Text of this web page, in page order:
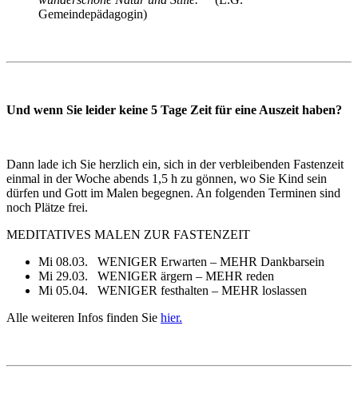
Gemeindepädagogin)
Und wenn Sie leider keine 5 Tage Zeit für eine Auszeit haben?
Dann lade ich Sie herzlich ein, sich in der verbleibenden Fastenzeit
einmal in der Woche abends 1,5 h zu gönnen, wo Sie Kind sein
dürfen und Gott im Malen begegnen. An folgenden Terminen sind
noch Plätze frei.
MEDITATIVES MALEN ZUR FASTENZEIT
Mi 08.03. WENIGER Erwarten – MEHR Dankbarsein
Mi 29.03. WENIGER ärgern – MEHR reden
Mi 05.04. WENIGER festhalten – MEHR loslassen
Alle weiteren Infos finden Sie hier.